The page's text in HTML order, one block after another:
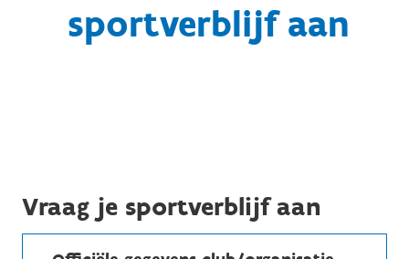
sportverblijf aan
Vraag je sportverblijf aan